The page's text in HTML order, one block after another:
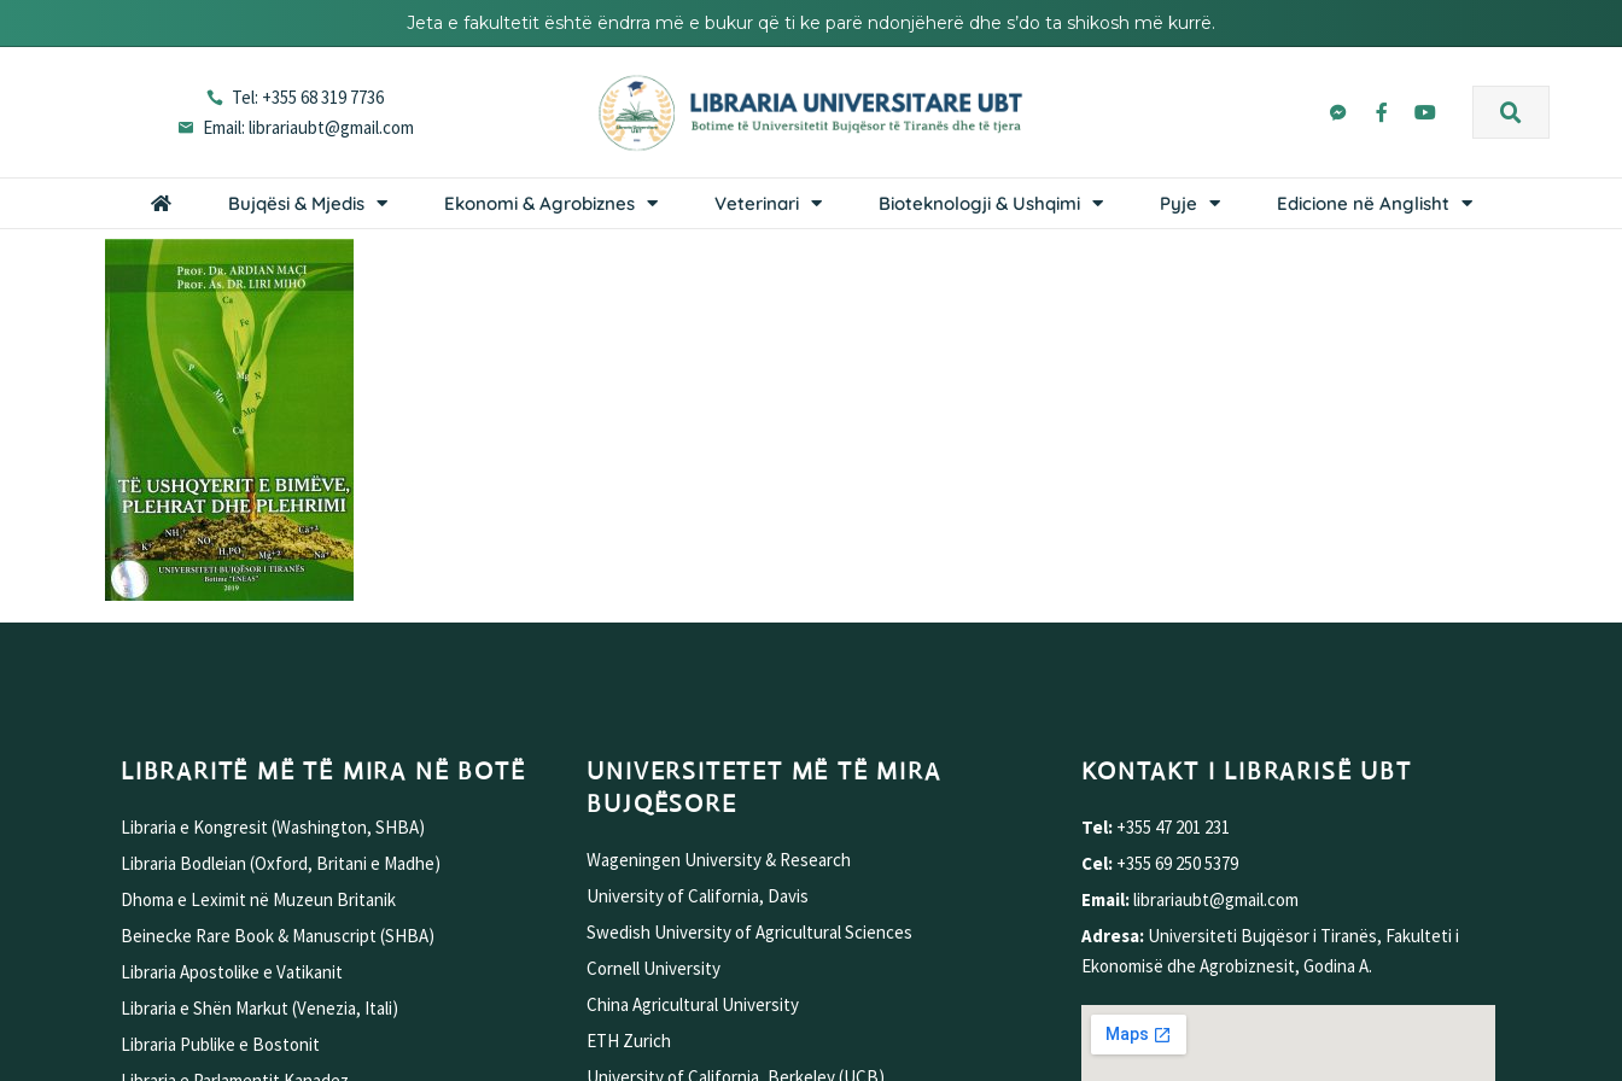
Jeta e fakultetit është ëndrra më e bukur që ti ke parë ndonjëherë dhe s’do ta shikosh më kurrë.
Tel: +355 68 319 7736
Email: librariaubt@gmail.com
Bujqësi & Mjedis Ekonomi & Agrobiznes Veterinari Bioteknologji & Ushqimi Pyje Edicione në Anglisht
LIBRARITË MË TË MIRA NË BOTË
Libraria e Kongresit (Washington, SHBA)
Libraria Bodleian (Oxford, Britani e Madhe)
Dhoma e Leximit në Muzeun Britanik
Beinecke Rare Book & Manuscript (SHBA)
Libraria Apostolike e Vatikanit
Libraria e Shën Markut (Venezia, Itali)
Libraria Publike e Bostonit
UNIVERSITETET MË TË MIRA
BUJQËSORE
Wageningen University & Research
University of California, Davis
Swedish University of Agricultural Sciences
Cornell University
China Agricultural University
ETH Zurich
KONTAKT I LIBRARISË UBT
Tel: +355 47 201 231
Cel: +355 69 250 5379
Email:librariaubt@gmail.com
Adresa: Universiteti Bujqësor i Tiranës, Fakulteti i
Ekonomisë dhe Agrobiznesit, Godina A.